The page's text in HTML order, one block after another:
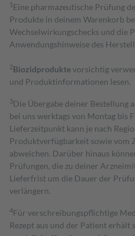
1 Eine pharmazeutische Prüfung
Produkte in deinem Warenkorb
Wechselwirkungschecks und die
Anwendungshinweise des
2Biozidproduktevorsichtig
und Produktinformationen lesen.
3Die Übergabe deiner Bestellung
bei uns werktags von Montag bis
Lieferzeitpunkt kann je nach
Produktverfügbarkeit sowie vom
abweichen. Darüber hinaus
Prüfungen, die zu deiner
Lieferfrist um die Dauer der
verlängern.
4Für verschreibungspflichtige
Rezept aus und der Patient erhält